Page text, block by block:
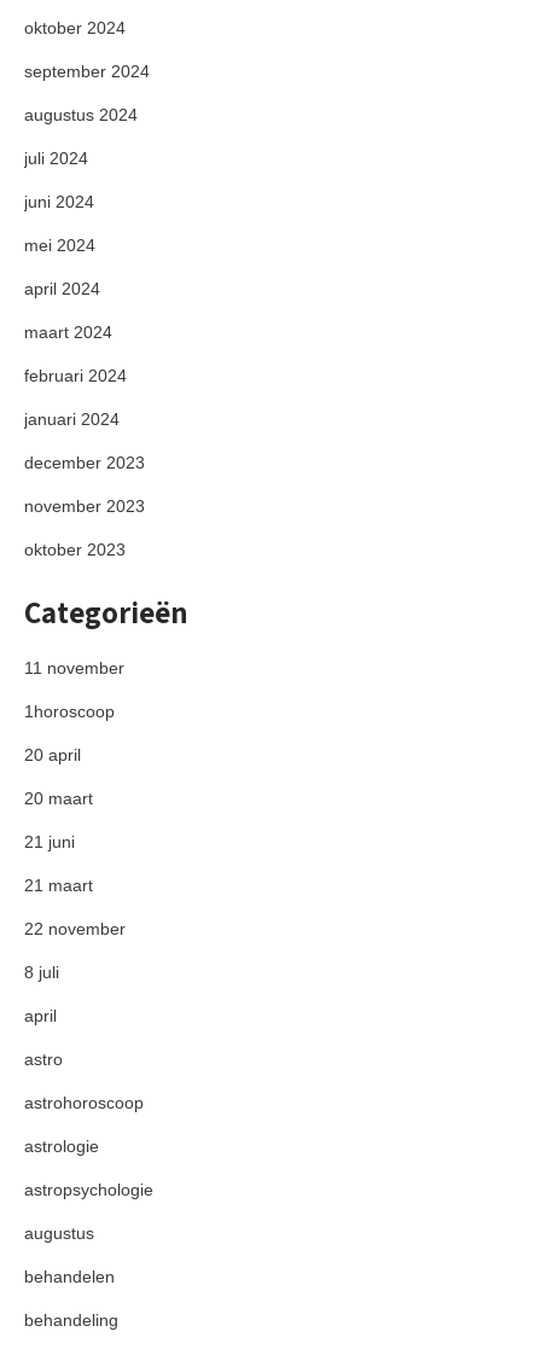
oktober 2024
september 2024
augustus 2024
juli 2024
juni 2024
mei 2024
april 2024
maart 2024
februari 2024
januari 2024
december 2023
november 2023
oktober 2023
Categorieën
11 november
1horoscoop
20 april
20 maart
21 juni
21 maart
22 november
8 juli
april
astro
astrohoroscoop
astrologie
astropsychologie
augustus
behandelen
behandeling